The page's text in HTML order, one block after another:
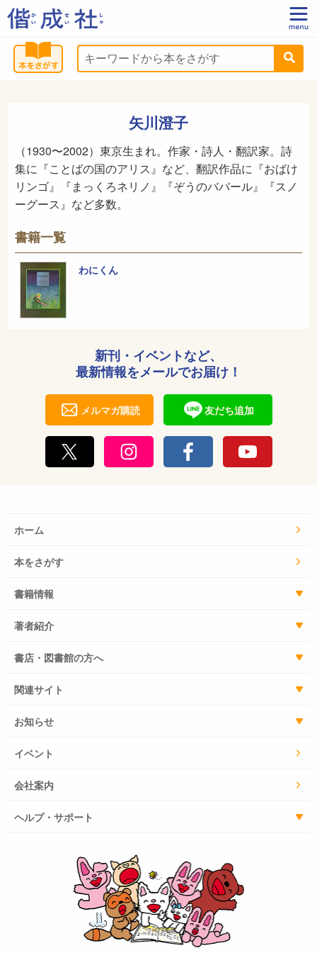
矢川澄子
（1930〜2002）東京生まれ。作家・詩人・翻訳家。詩
集に『ことばの国のアリス』など、翻訳作品に『おばけ
リンゴ』『まっくろネリノ』『ぞうのババール』『スノ
ーグース』など多数。
書籍一覧
わにくん
新刊・イベントなど、
最新情報をメールでお届け！
メルマガ購読 友だち追加
ホーム
本をさがす
書籍情報
著者紹介
書店・図書館の方へ
関連サイト
お知らせ
イベント
会社案内
ヘルプ・サポート